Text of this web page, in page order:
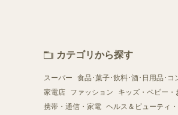
カテゴリから探す
スーパー 食品･菓子･飲料･酒･日用品･コ
家電店
ファッション キッズ・ベビー・
携帯・通信・家電 ヘルス＆ビューティ